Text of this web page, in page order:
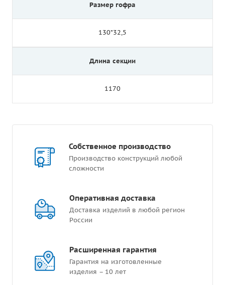
Размер гофра
130*32,5
Длина секции
1170
Собственное производство
Производство конструкций любой
сложности
Оперативная доставка
Доставка изделий в любой регион
России
Расширенная гарантия
Гарантия на изготовленные
изделия – 10 лет